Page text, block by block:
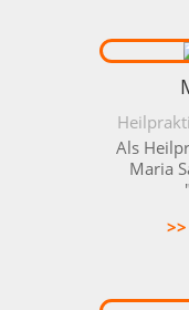
Als
Maria